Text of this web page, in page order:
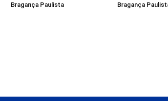
Bragança Paulista
Bragança